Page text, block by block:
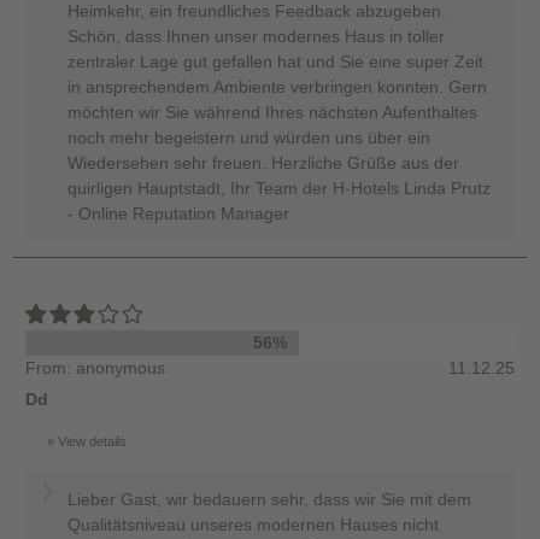
Heimkehr, ein freundliches Feedback abzugeben.
Schön, dass Ihnen unser modernes Haus in toller
zentraler Lage gut gefallen hat und Sie eine super Zeit
in ansprechendem Ambiente verbringen konnten. Gern
möchten wir Sie während Ihres nächsten Aufenthaltes
noch mehr begeistern und würden uns über ein
Wiedersehen sehr freuen. Herzliche Grüße aus der
quirligen Hauptstadt, Ihr Team der H-Hotels Linda Prutz
- Online Reputation Manager
56%
From: anonymous
11.12.25
Dd
View details
Lieber Gast, wir bedauern sehr, dass wir Sie mit dem
Qualitätsniveau unseres modernen Hauses nicht